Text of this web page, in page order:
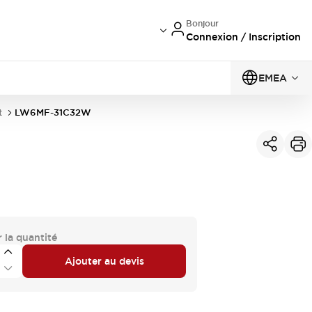
Bonjour
Connexion / Inscription
EMEA
LW6MF-31C32W
la quantité
Ajouter au devis